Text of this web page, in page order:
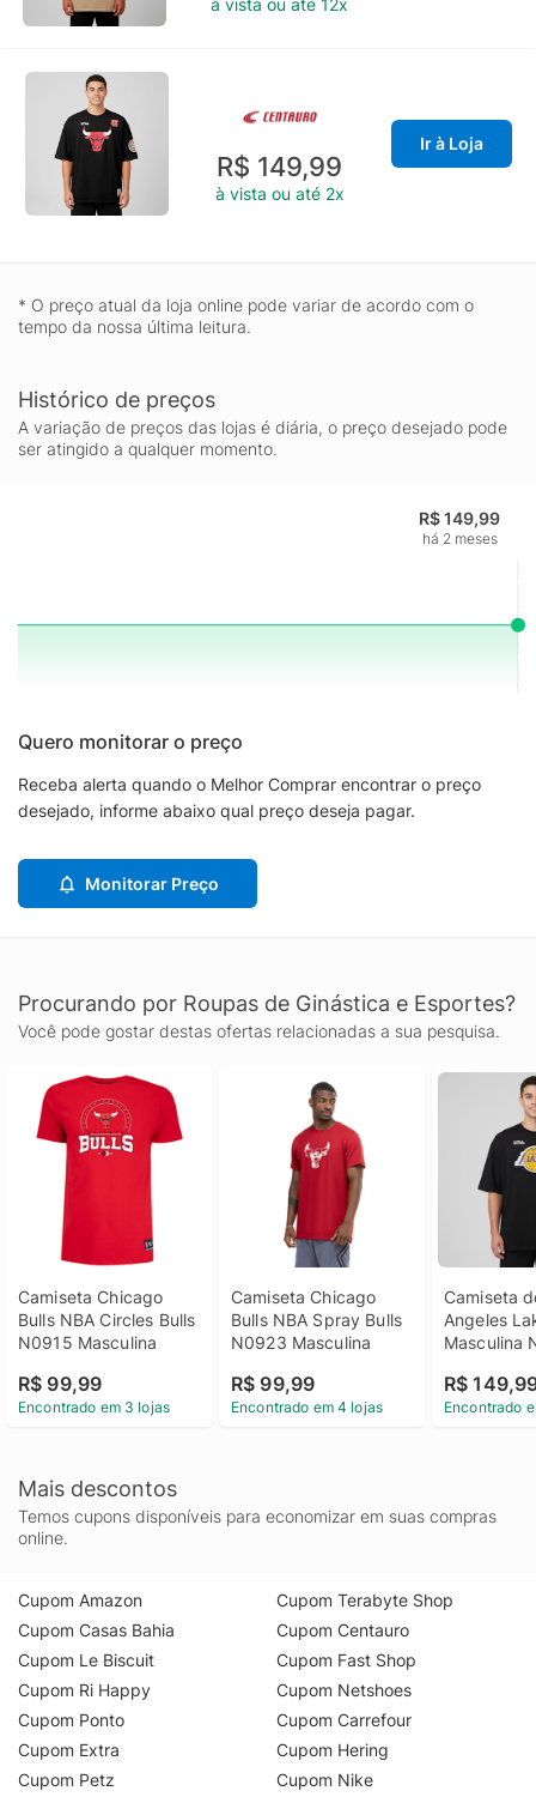
R$ 149,99
à vista ou até 2x
Ir à Loja
* O preço atual da loja online pode variar de acordo com o
tempo da nossa última leitura.
Histórico de preços
A variação de preços das lojas é diária, o preço desejado pode
ser atingido a qualquer momento.
R$ 149,99
há 2 meses
Quero monitorar o preço
Receba alerta quando o Melhor Comprar encontrar o preço
desejado, informe abaixo qual preço deseja pagar.
Monitorar Preço
Procurando por Roupas de Ginástica e Esportes?
Você pode gostar destas ofertas relacionadas a sua pesquisa.
Camiseta Chicago
Bulls NBA Circles Bulls
N0915 Masculina
R$ 99,99
Encontrado em 3 lojas
Camiseta Chicago
Bulls NBA Spray Bulls
N0923 Masculina
R$ 99,99
Encontrado em 4 lojas
Camiseta
Angeles
Masculina
R$
Encontrado
Mais descontos
Temos cupons disponíveis para economizar em suas compras
online.
Cupom Amazon
Cupom Casas Bahia
Cupom Le Biscuit
Cupom Ri Happy
Cupom Ponto
Cupom Extra
Cupom Petz
Cupom Terabyte Shop
Cupom Centauro
Cupom Fast Shop
Cupom Netshoes
Cupom Carrefour
Cupom Hering
Cupom Nike